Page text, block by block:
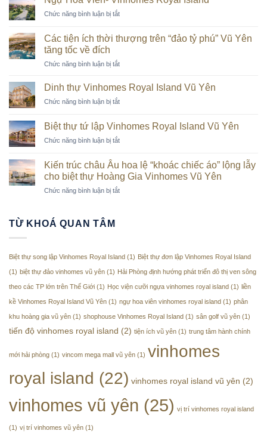
độ
Royal
những
hình
Chức năng bình luận bị tắtở
Hoa
Viên-
Royal
Các tiện ích thời thượng trên “đảo tỷ phú” Vũ Yên
tăng tốc về đích
Chức năng bình luận bị tắtở
thời
trên
tỷ
Vũ
Yên
tốc
Dinh thự Vinhomes Royal Island Vũ Yên
Chức năng bình luận bị tắtở
thự
Vinhomes
Royal
Vũ
Yên
Biệt thự tứ lập Vinhomes Royal Island Vũ Yên
Chức năng bình luận bị tắtở
thự
tứ
lập
Vinhomes
Kiến trúc châu Âu hoa lệ “khoác chiếc áo” lộng lẫy
cho biệt thự Hoàng Gia Vinhomes Vũ Yên
Chức năng bình luận bị tắtở
“khoác
chiếc
lộng
lẫy
thự
Gia
Vũ
Yên
TỪ KHOÁ QUAN TÂM
Biệt thự song lập Vinhomes Royal Island (1) Biệt thự đơn lập Vinhomes Royal Island
(1) biệt thự đảo vinhomes vũ yên (1) Hải Phòng định hướng phát triển đô thị ven sông
theo các TP lớn trên Thế Giới (1) Học viện cưỡi ngựa vinhomes royal island (1) liền
kề Vinhomes Royal Island Vũ Yên (1) ngự hoa viên vinhomes royal island (1) phân
khu hoàng gia vũ yên (1) shophouse Vinhomes Royal Island (1) sân golf vũ yên (1)
tiến độ vinhomes royal island (2) tiện ích vũ yên (1) trung tâm hành chính
mới hải phòng (1) vincom mega mall vũ yên (1) vinhomes
royal island (22) vinhomes royal island vũ yên (2)
vinhomes vũ yên (25) vị trí vinhomes royal island
(1) vị trí vinhomes vũ yên (1)